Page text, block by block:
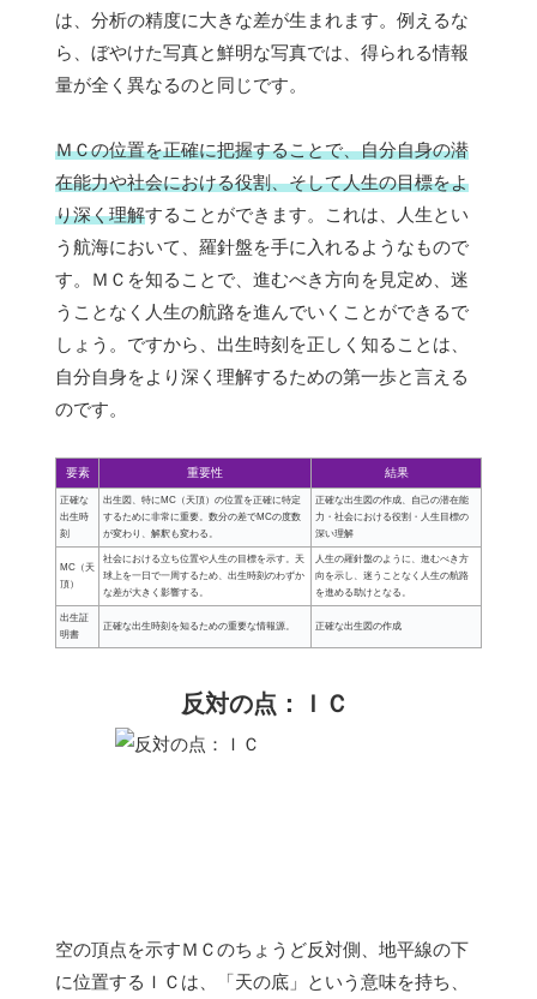
は、分析の精度に大きな差が生まれます。例えるな
ら、ぼやけた写真と鮮明な写真では、得られる情報
量が全く異なるのと同じです。
ＭＣの位置を正確に把握することで、自分自身の潜
在能力や社会における役割、そして人生の目標をよ
り深く理解することができます。これは、人生とい
う航海において、羅針盤を手に入れるようなもので
す。ＭＣを知ることで、進むべき方向を見定め、迷
うことなく人生の航路を進んでいくことができるで
しょう。ですから、出生時刻を正しく知ることは、
自分自身をより深く理解するための第一歩と言える
のです。
要素 重要性 結果
正確な
出生時
刻
出生図、特にMC（天頂）の位置を正確に特定
するために非常に重要。数分の差でMCの度数
が変わり、解釈も変わる。
正確な出生図の作成、自己の潜在能
力・社会における役割・人生目標の
深い理解
MC（天
頂）
社会における立ち位置や人生の目標を示す。天
球上を一日で一周するため、出生時刻のわずか
な差が大きく影響する。
人生の羅針盤のように、進むべき方
向を示し、迷うことなく人生の航路
を進める助けとなる。
出生証
明書
正確な出生時刻を知るための重要な情報源。 正確な出生図の作成
反対の点：ＩＣ
空の頂点を示すＭＣのちょうど反対側、地平線の下
に位置するＩＣは、「天の底」という意味を持ち、